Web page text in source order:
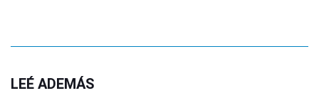
LEÉ ADEMÁS